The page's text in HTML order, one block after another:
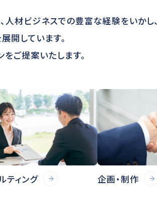
人材ビジネスでの豊富な経験をいかし、
開しています。
ご提案いたします。
ティング 企画・制作